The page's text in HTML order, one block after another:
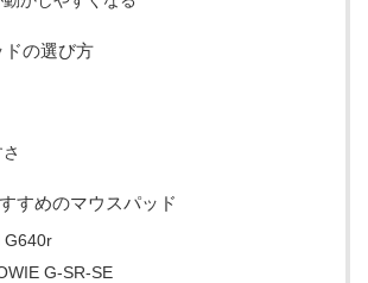
ドの選び方
すめのマウスパッド
G640r
G-SR-SE